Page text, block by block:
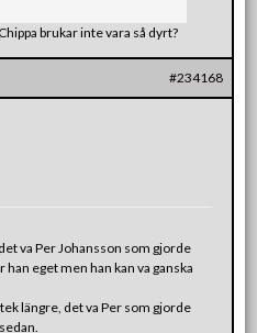
brukar inte vara så dyrt?
#234168
va Per Johansson som gjorde
eget men han kan va ganska
längre, det va Per som gjorde